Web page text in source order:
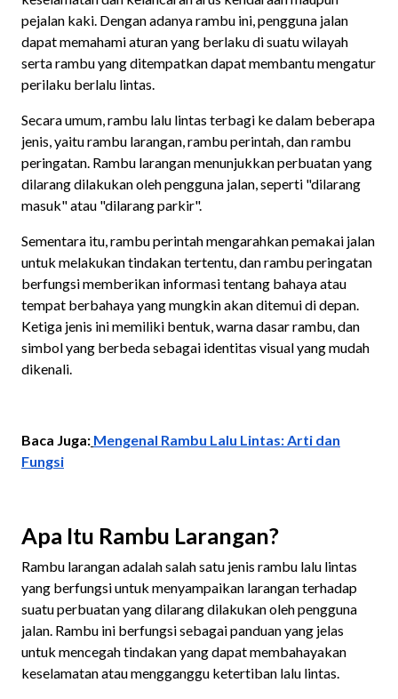
pejalan kaki. Dengan adanya rambu ini, pengguna jalan
dapat memahami aturan yang berlaku di suatu wilayah
serta rambu yang ditempatkan dapat membantu mengatur
perilaku berlalu lintas.
Secara umum, rambu lalu lintas terbagi ke dalam beberapa
jenis, yaitu rambu larangan, rambu perintah, dan rambu
peringatan. Rambu larangan menunjukkan perbuatan yang
dilarang dilakukan oleh pengguna jalan, seperti "dilarang
masuk" atau "dilarang parkir".
Sementara itu, rambu perintah mengarahkan pemakai jalan
untuk melakukan tindakan tertentu, dan rambu peringatan
berfungsi memberikan informasi tentang bahaya atau
tempat berbahaya yang mungkin akan ditemui di depan.
Ketiga jenis ini memiliki bentuk, warna dasar rambu, dan
simbol yang berbeda sebagai identitas visual yang mudah
dikenali.
Baca Juga: Mengenal Rambu Lalu Lintas: Arti dan
Fungsi
Apa Itu Rambu Larangan?
Rambu larangan adalah salah satu jenis rambu lalu lintas
yang berfungsi untuk menyampaikan larangan terhadap
suatu perbuatan yang dilarang dilakukan oleh pengguna
jalan. Rambu ini berfungsi sebagai panduan yang jelas
untuk mencegah tindakan yang dapat membahayakan
keselamatan atau mengganggu ketertiban lalu lintas.